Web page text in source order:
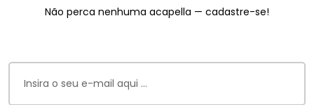
Não perca nenhuma acapella — cadastre-se!